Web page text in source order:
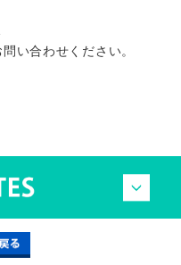
い合わせください。